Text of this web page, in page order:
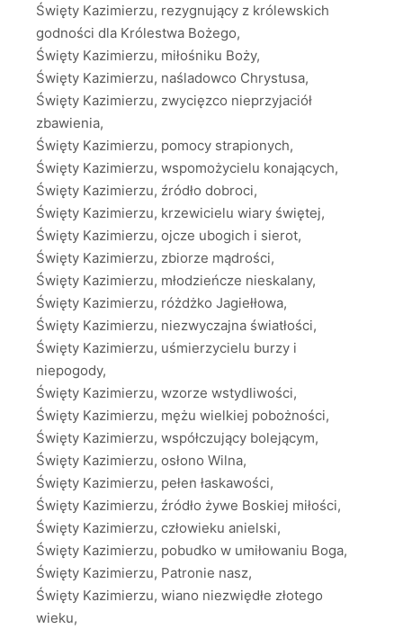
Święty Kazimierzu, rezygnujący z królewskich
godności dla Królestwa Bożego,
Święty Kazimierzu, miłośniku Boży,
Święty Kazimierzu, naśladowco Chrystusa,
Święty Kazimierzu, zwycięzco nieprzyjaciół
zbawienia,
Święty Kazimierzu, pomocy strapionych,
Święty Kazimierzu, wspomożycielu konających,
Święty Kazimierzu, źródło dobroci,
Święty Kazimierzu, krzewicielu wiary świętej,
Święty Kazimierzu, ojcze ubogich i sierot,
Święty Kazimierzu, zbiorze mądrości,
Święty Kazimierzu, młodzieńcze nieskalany,
Święty Kazimierzu, różdżko Jagiełłowa,
Święty Kazimierzu, niezwyczajna światłości,
Święty Kazimierzu, uśmierzycielu burzy i
niepogody,
Święty Kazimierzu, wzorze wstydliwości,
Święty Kazimierzu, mężu wielkiej pobożności,
Święty Kazimierzu, współczujący bolejącym,
Święty Kazimierzu, osłono Wilna,
Święty Kazimierzu, pełen łaskawości,
Święty Kazimierzu, źródło żywe Boskiej miłości,
Święty Kazimierzu, człowieku anielski,
Święty Kazimierzu, pobudko w umiłowaniu Boga,
Święty Kazimierzu, Patronie nasz,
Święty Kazimierzu, wiano niezwiędłe złotego
wieku,